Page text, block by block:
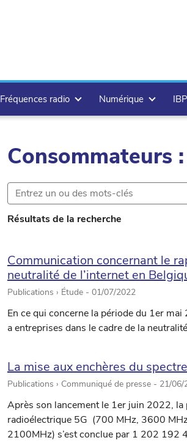
Fréquences radio Numérique
Consommateurs
Résultats de la recherche
Communication concernant le
neutralité de l’internet en
Publications › Étude - 01/07/2022
En ce qui concerne la période du 1er
a entreprises dans le cadre de la
La mise aux enchères du
Publications › Communiqué de presse - 21/06/
Après son lancement le 1er juin 2022, la
radioélectrique 5G (700 MHz, 3600
2100MHz) s’est conclue par 1 202 192